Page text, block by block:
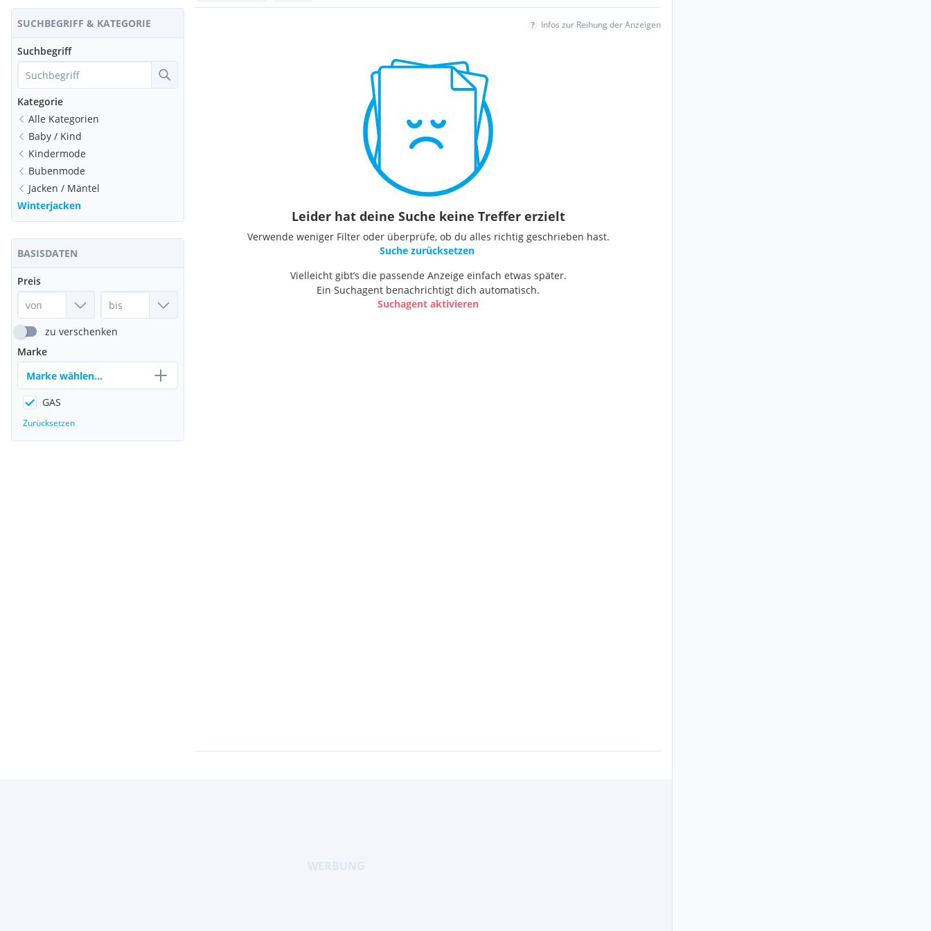
SUCHBEGRIFF & KATEGORIE
Suchbegriff
Kategorie
Alle Kategorien
Baby / Kind
Kindermode
Bubenmode
Jacken / Mäntel
Winterjacken
BASISDATEN
Preis
zu verschenken
Marke
Marke wählen...
GAS
Zurücksetzen
Infos zur Reihung der Anzeigen
Leider hat deine Suche keine Treffer erzielt
Verwende weniger Filter oder überprüfe, ob du alles richtig geschrieben hast.
Suche zurücksetzen
Vielleicht gibt’s die passende Anzeige einfach etwas später.
Ein Suchagent benachrichtigt dich automatisch.
Suchagent aktivieren